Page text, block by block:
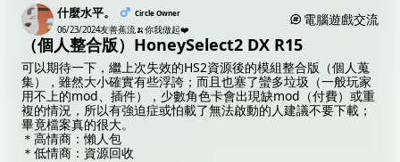
什麼水平。 Circle Owner
06/23/2024友善蕉流🍌你我做起❤️
電腦遊戲交流
（個人整合版）HoneySelect2 DX R15
可以期待一下，繼上次失效的HS2資源後的模組整合版（個人蒐
集），雖然大小確實有些浮誇；而且也塞了蠻多垃圾（一般玩家
用不上的mod、插件），少數角色卡會出現缺mod（付費）或重
複的情況，所以有強迫症或怕載了無法啟動的人建議不要下載；
畢竟檔案真的很大。
＊高情商：懶人包
＊低情商：資源回收